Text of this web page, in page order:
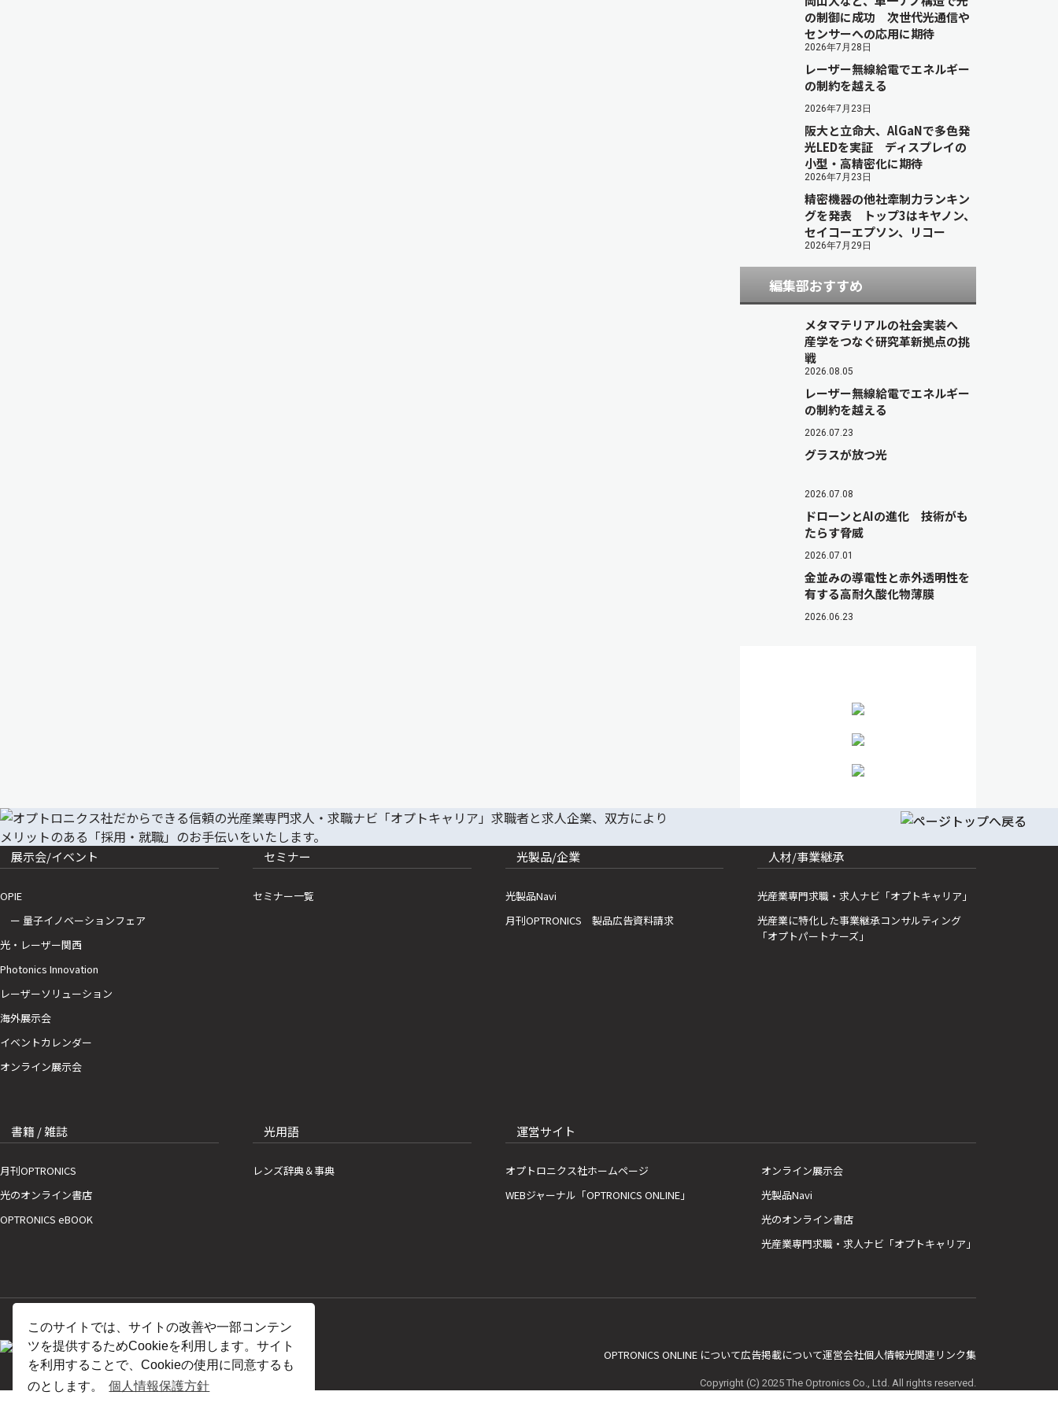
このサイトでは、サイトの改善や一部コンテン
ツを提供するためCookieを利用します。サイト
を利用することで、Cookieの使用に同意するも
のとします。
個人情報保護方針
の制御に成功 次世代光通信や
センサーへの応用に期待
2026年7月28日
レーザー無線給電でエネルギー
の制約を越える
2026年7月23日
阪大と立命大、AlGaNで多色発
光LEDを実証 ディスプレイの
小型・高精密化に期待
2026年7月23日
精密機器の他社牽制力ランキン
グを発表 トップ3はキヤノン、
セイコーエプソン、リコー
2026年7月29日
編集部おすすめ
メタマテリアルの社会実装へ
産学をつなぐ研究革新拠点の挑
戦
2026.08.05
レーザー無線給電でエネルギー
の制約を越える
2026.07.23
グラスが放つ光
2026.07.08
ドローンとAIの進化 技術がも
たらす脅威
2026.07.01
金並みの導電性と赤外透明性を
有する高耐久酸化物薄膜
2026.06.23
展示会/イベント
OPIE
ー 量子イノベーションフェア
光・レーザー関西
Photonics Innovation
レーザーソリューション
海外展示会
イベントカレンダー
オンライン展示会
セミナー
セミナー一覧
光製品/企業
光製品Navi
月刊OPTRONICS 製品広告資料請求
人材/事業継承
光産業専門求職・求人ナビ「オプトキャリア」
光産業に特化した事業継承コンサルティング
「オプトパートナーズ」
書籍 / 雑誌
月刊OPTRONICS
光のオンライン書店
OPTRONICS eBOOK
光用語
レンズ辞典＆事典
運営サイト
オプトロニクス社ホームページ
WEBジャーナル「OPTRONICS ONLINE」
オンライン展示会
光製品Navi
光のオンライン書店
光産業専門求職・求人ナビ「オプトキャリア」
OPTRONICS ONLINE について広告掲載について運営会社個人情報光関連リンク集
Copyright (C) 2025 The Optronics Co., Ltd. All rights reserved.